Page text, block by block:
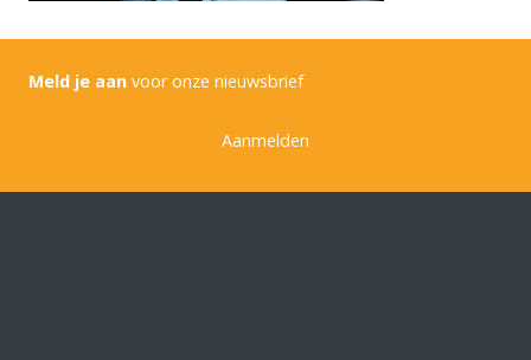
Meld je aan voor onze nieuwsbrief
Aanmelden